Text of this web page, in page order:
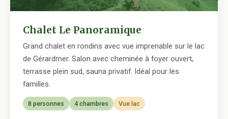
Chalet Le Panoramique
Grand chalet en rondins avec vue imprenable sur le lac
de Gérardmer. Salon avec cheminée à foyer ouvert,
terrasse plein sud, sauna privatif. Idéal pour les
familles.
8 personnes 4 chambres Vue lac